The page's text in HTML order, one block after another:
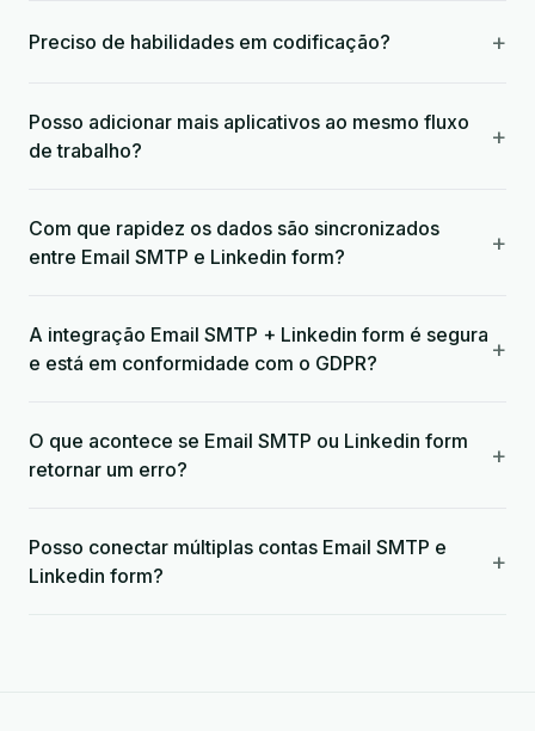
Preciso de habilidades em codificação? +
Posso adicionar mais aplicativos ao mesmo fluxo
de trabalho?
+
Com que rapidez os dados são sincronizados
entre Email SMTP e Linkedin form?
+
A integração Email SMTP + Linkedin form é segura
e está em conformidade com o GDPR?
+
O que acontece se Email SMTP ou Linkedin form
retornar um erro?
+
Posso conectar múltiplas contas Email SMTP e
Linkedin form?
+